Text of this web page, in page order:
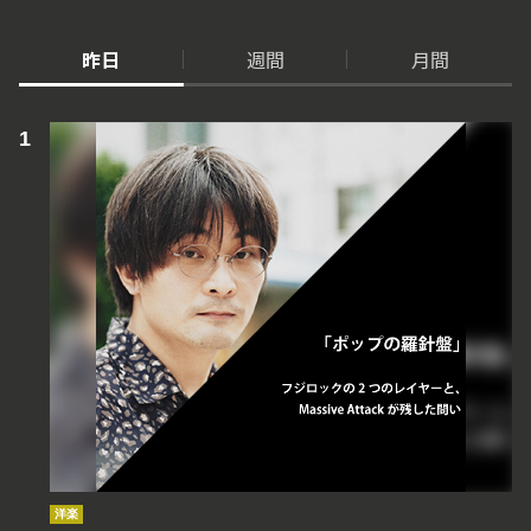
昨日 週間 月間
洋楽